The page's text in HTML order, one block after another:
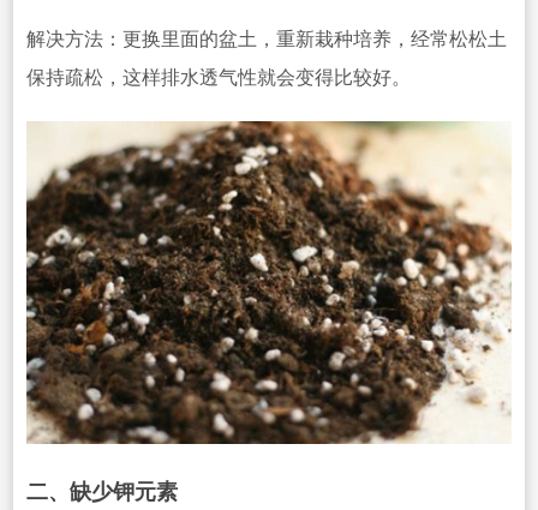
解决方法：更换里面的盆土，重新栽种培养，经常松松土
保持疏松，这样排水透气性就会变得比较好。
二、缺少钾元素